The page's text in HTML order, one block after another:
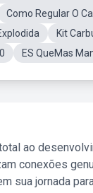
Como Regular O
Kit
ES QueMas
ao
conexões
sua jornada